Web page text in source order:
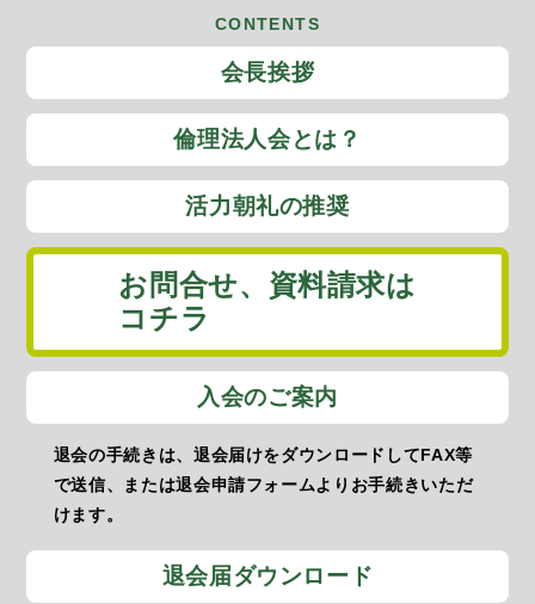
CONTENTS
会長挨拶
倫理法人会とは？
活力朝礼の推奨
お問合せ、 資料請求は
コチラ
入会のご案内
退会の手続きは、退会届けをダウンロードしてFAX等
で送信、または退会申請フォームよりお手続きいただ
けます。
退会届ダウンロード